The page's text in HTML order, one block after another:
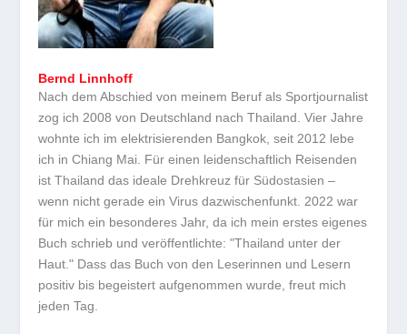
Bernd Linnhoff
Nach dem Abschied von meinem Beruf als Sportjournalist
zog ich 2008 von Deutschland nach Thailand. Vier Jahre
wohnte ich im elektrisierenden Bangkok, seit 2012 lebe
ich in Chiang Mai. Für einen leidenschaftlich Reisenden
ist Thailand das ideale Drehkreuz für Südostasien –
wenn nicht gerade ein Virus dazwischenfunkt. 2022 war
für mich ein besonderes Jahr, da ich mein erstes eigenes
Buch schrieb und veröffentlichte: "Thailand unter der
Haut." Dass das Buch von den Leserinnen und Lesern
positiv bis begeistert aufgenommen wurde, freut mich
jeden Tag.